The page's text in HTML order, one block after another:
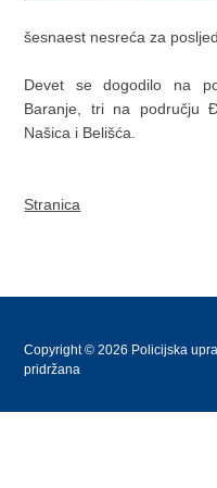
šesnaest nesreća za
Devet se dogodilo na
Baranje, tri na području
Našica i Belišća.
Stranica
Copyright © 2026 Policijska
pridržana